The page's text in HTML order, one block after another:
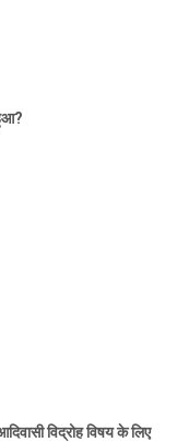
?
विद्रोह विषय के लिए